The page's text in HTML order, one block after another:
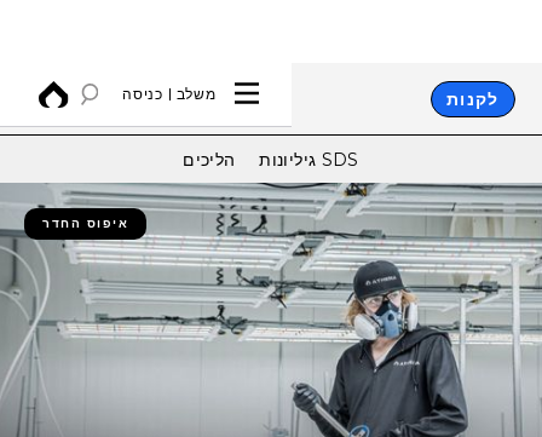
כניסה משלב
הליכים גיליונות SDS
לקנות
איפוס החדר